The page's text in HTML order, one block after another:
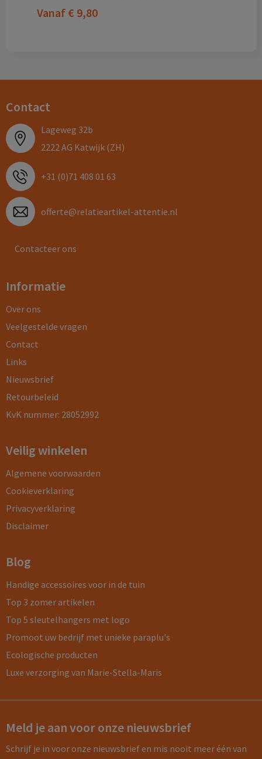
Vanaf € 9,80
Contact
Lageweg 32b
2222 AG Katwijk (ZH)
+31 (0)71 408 01 63
offerte@relatieartikel-attentie.nl
Contacteer ons
Informatie
Over ons
Veelgestelde vragen
Contact
Links
Nieuwsbrief
Retourbeleid
KvK nummer: 28052992
Veilig winkelen
Algemene voorwaarden
Cookieverklaring
Privacyverklaring
Disclaimer
Blog
Handige accessoires voor in de tuin
Top 3 zomer artikelen
Top 5 sleutelhangers met logo
Promoot uw bedrijf met unieke paraplu's
Ecologische producten
Luxe verzorging van Marie-Stella-Maris
Meld je aan voor onze nieuwsbrief
Schrijf je in voor onze nieuwsbrief en mis nooit meer één van